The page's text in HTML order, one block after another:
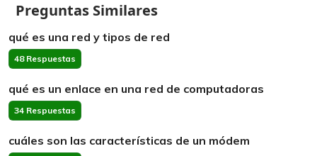
Preguntas Similares
qué es una red y tipos de red
48 Respuestas
qué es un enlace en una red de computadoras
34 Respuestas
cuáles son las características de un módem